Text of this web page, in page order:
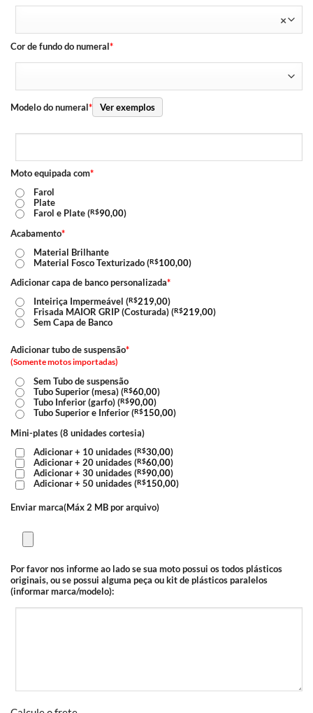
×
Cor de fundo do numeral*
Modelo do numeral* Ver exemplos
Moto equipada com*
Farol
Plate
Farol e Plate (R$90,00)
Acabamento*
Material Brilhante
Material Fosco Texturizado (R$100,00)
Adicionar capa de banco personalizada*
Inteiriça Impermeável (R$219,00)
Frisada MAIOR GRIP (Costurada) (R$219,00)
Sem Capa de Banco
Adicionar tubo de suspensão*
(Somente motos importadas)
Sem Tubo de suspensão
Tubo Superior (mesa) (R$60,00)
Tubo Inferior (garfo) (R$90,00)
Tubo Superior e Inferior (R$150,00)
Mini-plates (8 unidades cortesia)
Adicionar + 10 unidades (R$30,00)
Adicionar + 20 unidades (R$60,00)
Adicionar + 30 unidades (R$90,00)
Adicionar + 50 unidades (R$150,00)
Enviar marca(Máx 2 MB por arquivo)
Por favor nos informe ao lado se sua moto possui os todos plásticos
originais, ou se possui alguma peça ou kit de plásticos paralelos
(informar marca/modelo):